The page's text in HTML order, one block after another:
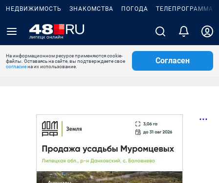
НЕДВИЖИМОСТЬ ЗНАКОМСТВА ПОГОДА ТЕЛЕПРОГРАММА
На информационном ресурсе применяются cookie-
файлы. Оставаясь на сайте, вы подтверждаете свое
согласиена их использование.
Согласен